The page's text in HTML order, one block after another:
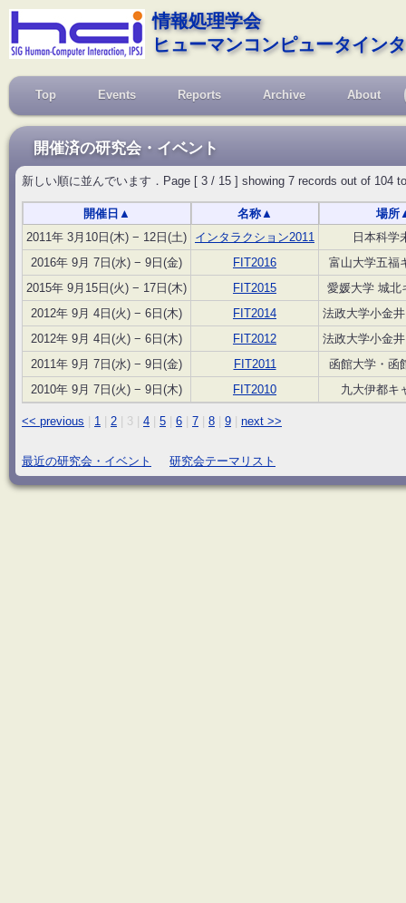
情報処理学会
ヒューマンコンピュータイン
Top Events Reports Archive About
開催済の研究会・イベント
新しい順に並んでいます．Page [ 3 / 15 ] showing 7 records out of 104
開催日 ▲ 名称 ▲ 場所
2011年 3月10日(木) − 12日(土)
インタラクション2011
日本科学
2016年 9月 7日(水) − 9日(金)
FIT2016
富山大学五福
2015年 9月15日(火) − 17日(木)
FIT2015
愛媛大学 城北
2012年 9月 4日(火) − 6日(木)
FIT2014
法政大学小金
2012年 9月 4日(火) − 6日(木)
FIT2012
法政大学小金
2011年 9月 7日(水) − 9日(金)
FIT2011
函館大学・函
2010年 9月 7日(火) − 9日(木)
FIT2010 九大伊都キ
<< previous 1 2 3 4 5 6 7 8 9 next >>
最近の研究会・イベント 研究会テーマリスト